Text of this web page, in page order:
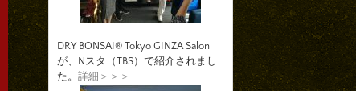
DRY BONSAI® Tokyo GINZA Salon
が、Nスタ（TBS）で紹介されまし
た。 詳細＞＞＞